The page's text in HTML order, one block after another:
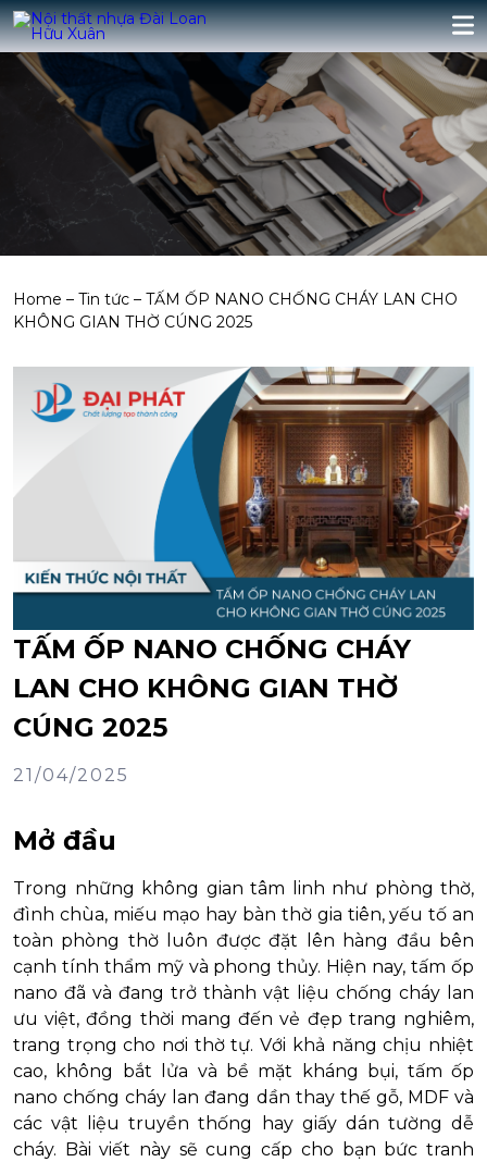
Home – Tin tức – TẤM ỐP NANO CHỐNG CHÁY LAN CHO
KHÔNG GIAN THỜ CÚNG 2025
TẤM ỐP NANO CHỐNG CHÁY
LAN CHO KHÔNG GIAN THỜ
CÚNG 2025
21/04/2025
Mở đầu
Trong những không gian tâm linh như phòng thờ,
đình chùa, miếu mạo hay bàn thờ gia tiên, yếu tố an
toàn phòng thờ luôn được đặt lên hàng đầu bên
cạnh tính thẩm mỹ và phong thủy. Hiện nay, tấm ốp
nano đã và đang trở thành vật liệu chống cháy lan
ưu việt, đồng thời mang đến vẻ đẹp trang nghiêm,
trang trọng cho nơi thờ tự. Với khả năng chịu nhiệt
cao, không bắt lửa và bề mặt kháng bụi, tấm ốp
nano chống cháy lan đang dần thay thế gỗ, MDF và
các vật liệu truyền thống hay giấy dán tường dễ
cháy. Bài viết này sẽ cung cấp cho bạn bức tranh